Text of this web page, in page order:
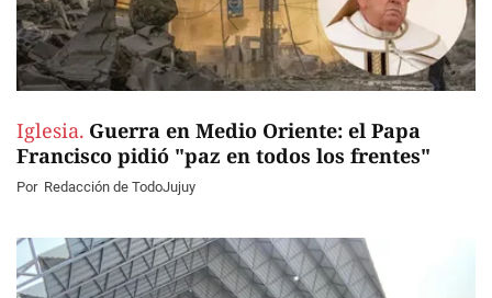
Iglesia. Guerra en Medio Oriente: el Papa
Francisco pidió "paz en todos los frentes"
Por Redacción de TodoJujuy